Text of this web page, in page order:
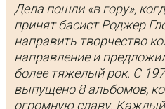
Дела пошли «в гору»,
принят басист Роджер
направить творчество
направление и
более тяжелый рок. С
выпущено 8 альбомов,
огромную славу. Каждый